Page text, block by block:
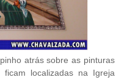
atrás sobre as pinturas
localizadas na Igreja